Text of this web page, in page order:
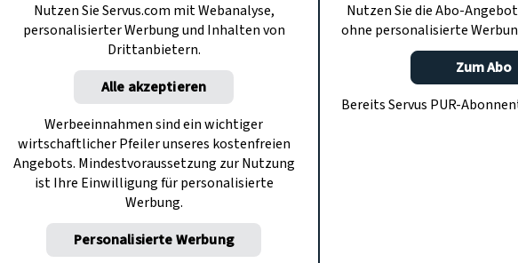
Nutzen Sie Servus.com mit Webanalyse,
personalisierter Werbung und Inhalten von
Drittanbietern.
Alle akzeptieren
Werbeeinnahmen sind ein wichtiger
wirtschaftlicher Pfeiler unseres kostenfreien
Angebots. Mindestvoraussetzung zur Nutzung
ist Ihre Einwilligung für personalisierte
Werbung.
Personalisierte Werbung
Nutzen Sie die Abo-
ohne personalisierte
Zum Abo
Bereits Servus PUR-